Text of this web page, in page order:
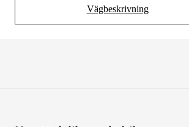
Vägbeskrivning
(Opens in new tab)